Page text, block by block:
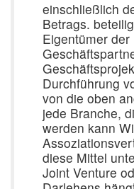
einschließlich
Betrags.
Eigentümer
Durchführung
von die oben
jede Branche,
werden kann
diese Mittel
Joint Venture